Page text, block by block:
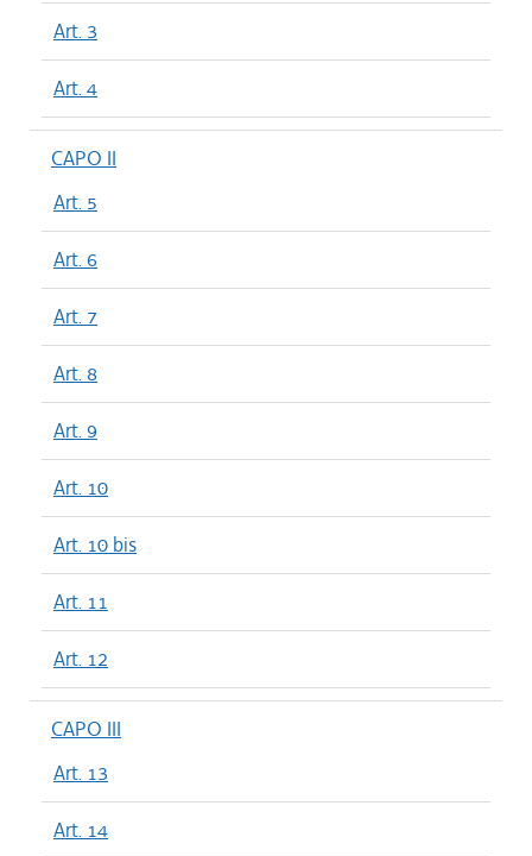
Art. 3
Art. 4
CAPO II
Art. 5
Art. 6
Art. 7
Art. 8
Art. 9
Art. 10
Art. 10 bis
Art. 11
Art. 12
CAPO III
Art. 13
Art. 14